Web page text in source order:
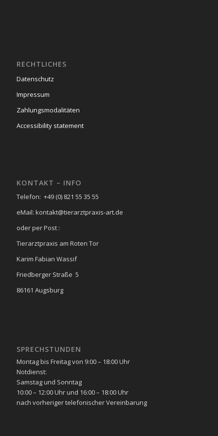
RECHTLICHES
Datenschutz
Impressum
Zahlungsmodalitäten
Accessibility statement
KONTAKT – INFO
Telefon: +49 (0) 821 55 35 55
eMail: kontakt@tierarztpraxis-art.de
oder per Post :
Tierarztpraxis am Roten Tor
Karim Fabian Wassif
Friedberger Straße 5
86161 Augsburg
SPRECHSTUNDEN
Montag bis Freitag von 9:00 – 18:00 Uhr
Notdienst:
Samstag und Sonntag
10:00 – 12:00 Uhr und 16:00 – 18:00 Uhr
nach vorheriger telefonischer Vereinbarung